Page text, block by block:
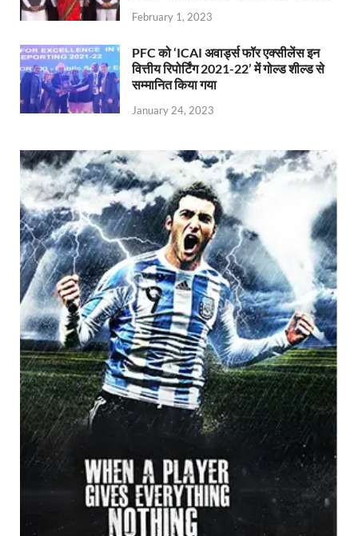
February 1, 2023
PFC को ‘ICAI अवार्ड्स फॉर एक्सीलेंस इन
वित्तीय रिपोर्टिंग 2021-22’ में गोल्ड शील्ड से
सम्मानित किया गया
January 24, 2023